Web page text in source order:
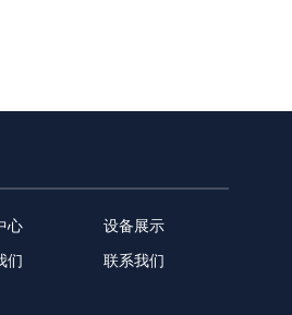
心 设备展示
们 联系我们